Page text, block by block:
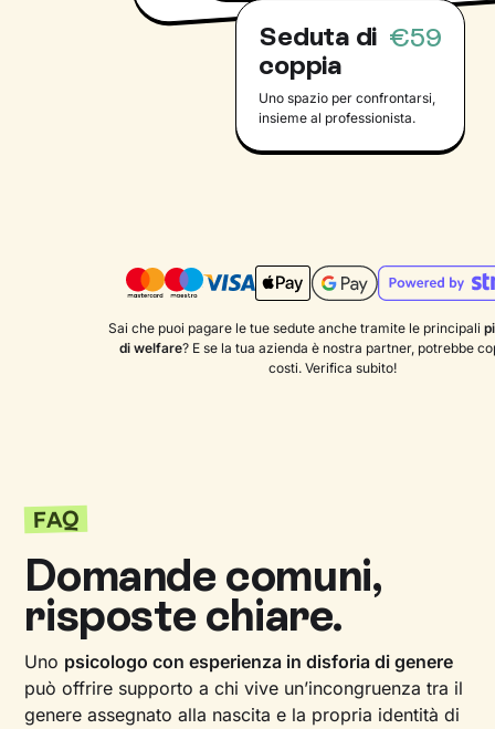
Seduta di
coppia
€59
Uno spazio per confrontarsi,
insieme al professionista.
Sai che puoi pagare le tue sedute anche tramite le principali
di welfare? E se la tua azienda è nostra partner, potrebbe
costi. Verifica subito!
FAQ
Domande comuni,
risposte chiare.
Uno psicologo con esperienza in disforia di genere
può offrire supporto a chi vive un’incongruenza tra il
genere assegnato alla nascita e la propria identità di